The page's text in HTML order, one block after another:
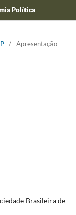
Política
/ Apresentação
Brasileira de